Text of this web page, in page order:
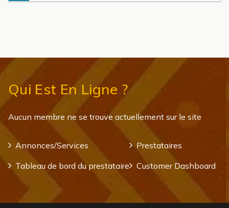
Qui Est En Ligne ?
Aucun membre ne se trouve actuellement sur le site
Annonces/Services
Prestataires
Tableau de bord du prestataire
Customer Dashboard